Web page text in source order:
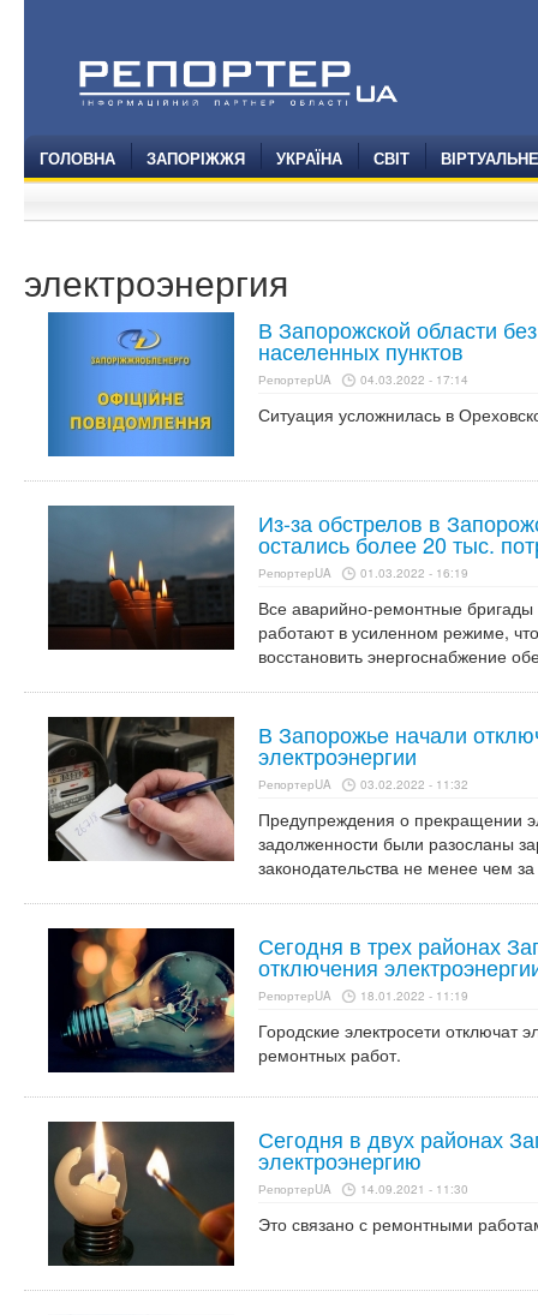
ГОЛОВНА ЗАПОРІЖЖЯ УКРАЇНА СВІТ
электроэнергия
В Запорожской области
населенных пунктов
РепортерUA 04.03.2022 - 17:14
Ситуация усложнилась в
Из-за обстрелов в
остались более 20 тыс.
РепортерUA 01.03.2022 - 16:19
Все аварийно-ремонтные
работают в усиленном режиме,
восстановить энергоснабжение
В Запорожье начали
электроэнергии
РепортерUA 03.02.2022 - 11:32
Предупреждения о прекращении
задолженности были разосланы
законодательства не менее чем
Сегодня в трех районах
отключения
РепортерUA 18.01.2022 - 11:19
Городские электросети отключат
ремонтных работ.
Сегодня в двух районах
электроэнергию
РепортерUA 14.09.2021 - 11:30
Это связано с ремонтными